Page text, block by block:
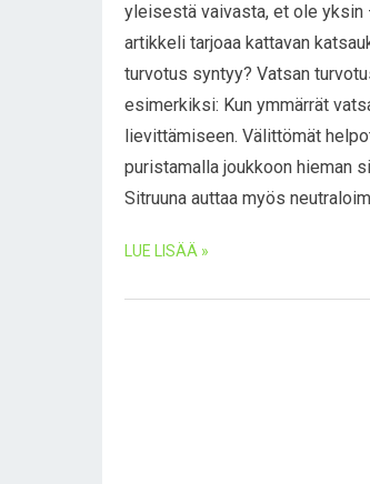
yleisestä vaivasta, et ole
artikkeli tarjoaa kattavan
turvotus syntyy? Vatsan
esimerkiksi: Kun ymmärrät
lievittämiseen. Välittömät
puristamalla joukkoon hieman
Sitruuna auttaa myös
LUE LISÄÄ »